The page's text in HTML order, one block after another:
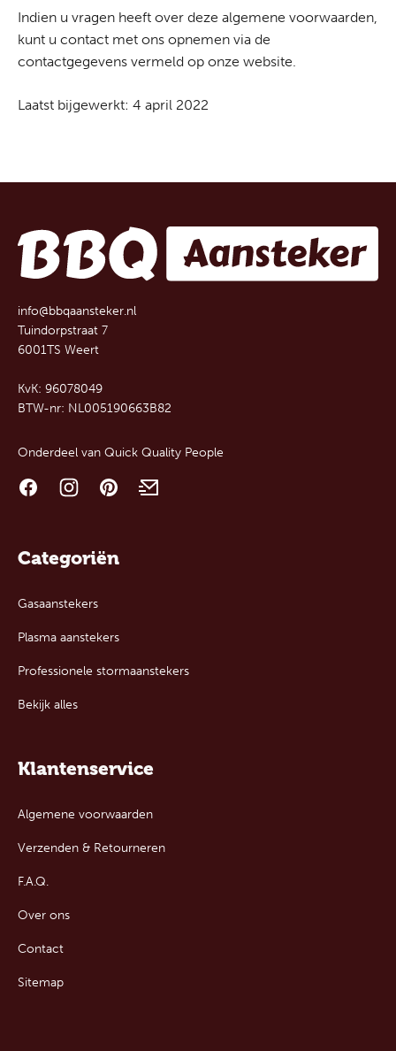
Indien u vragen heeft over deze algemene voorwaarden,
kunt u contact met ons opnemen via de
contactgegevens vermeld op onze website.
Laatst bijgewerkt: 4 april 2022
info@bbqaansteker.nl
Tuindorpstraat 7
6001TS Weert
KvK: 96078049
BTW-nr: NL005190663B82
Onderdeel van Quick Quality People
Categoriën
Gasaanstekers
Plasma aanstekers
Professionele stormaanstekers
Bekijk alles
Klantenservice
Algemene voorwaarden
Verzenden & Retourneren
F.A.Q.
Over ons
Contact
Sitemap